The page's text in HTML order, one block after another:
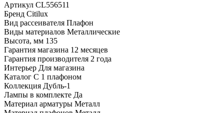
Артикул CL556511
Бренд Citilux
Вид рассеивателя Плафон
Виды материалов Металлические
Высота, мм 135
Гарантия магазина 12 месяцев
Гарантия производителя 2 года
Интерьер Для магазина
Каталог С 1 плафоном
Коллекция Дубль-1
Лампы в комплекте Да
Материал арматуры Металл